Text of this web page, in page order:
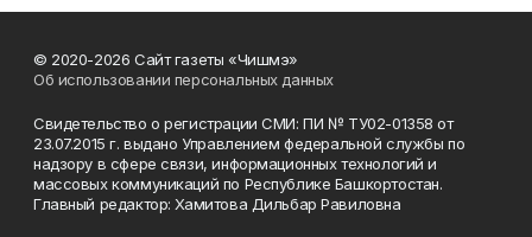
© 2020-2026 Сайт газеты «Чишмэ»
Об использовании персональных данных
Свидетельство о регистрации СМИ: ПИ № ТУ02-01358 от
23.07.2015 г. выдано Управлением федеральной службы по
надзору в сфере связи, информационных технологий и
массовых коммуникаций по Республике Башкортостан.
Главный редактор: Хамитова Дильбар Равиловна